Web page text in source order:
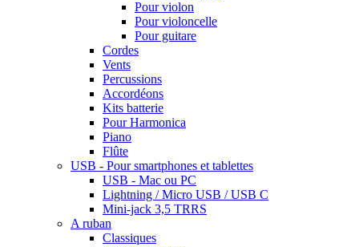
Pour violon
Pour violoncelle
Pour guitare
Cordes
Vents
Percussions
Accordéons
Kits batterie
Pour Harmonica
Piano
Flûte
USB - Pour smartphones et tablettes
USB - Mac ou PC
Lightning / Micro USB / USB C
Mini-jack 3,5 TRRS
A ruban
Classiques